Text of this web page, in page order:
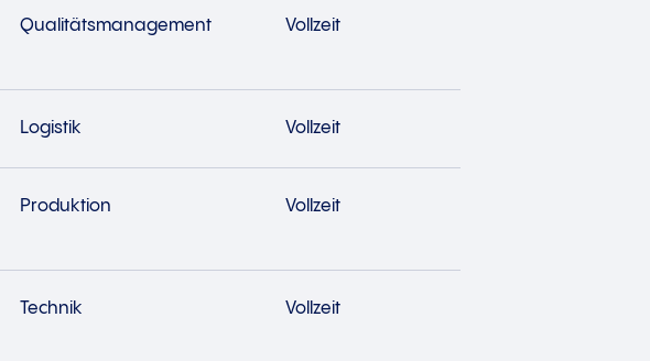
Qualitätsmanagement Vollzeit
Logistik Vollzeit
Produktion Vollzeit
Technik Vollzeit